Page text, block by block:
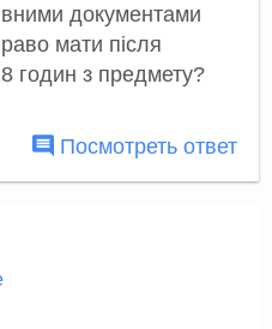
документами
мати після
годин з предмету?
Посмотреть ответ